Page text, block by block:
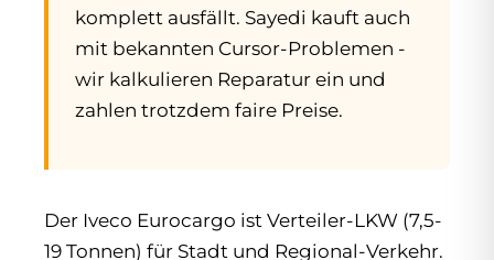
komplett ausfällt. Sayedi kauft auch
mit bekannten Cursor-Problemen -
wir kalkulieren Reparatur ein und
zahlen trotzdem faire Preise.
Der Iveco Eurocargo ist Verteiler-LKW (7,5-
19 Tonnen) für Stadt und Regional-Verkehr.